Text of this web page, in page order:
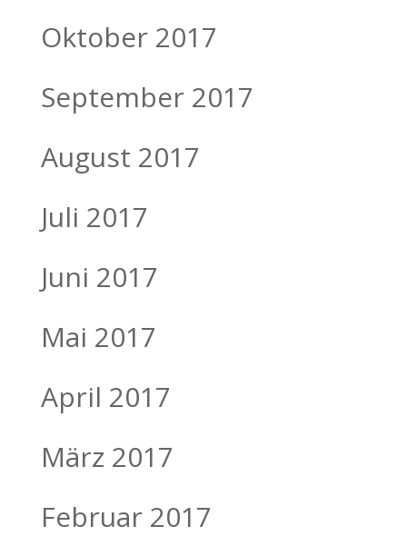
Oktober 2017
September 2017
August 2017
Juli 2017
Juni 2017
Mai 2017
April 2017
März 2017
Februar 2017